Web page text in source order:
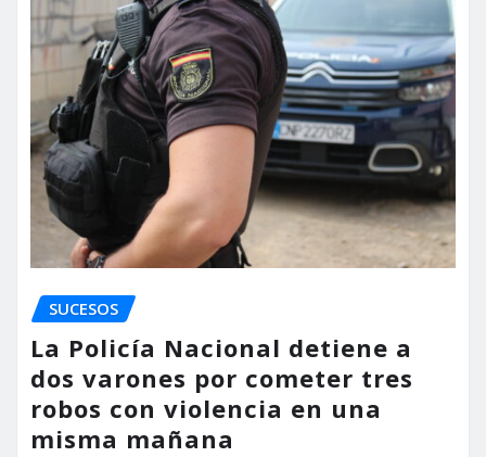
SUCESOS
La Policía Nacional detiene a
dos varones por cometer tres
robos con violencia en una
misma mañana